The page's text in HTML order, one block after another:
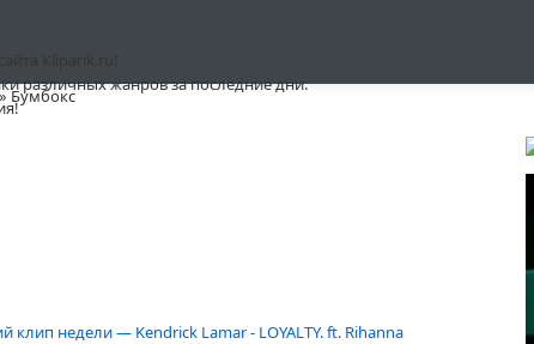
различных жанров за последние дни.
клип недели — Kendrick Lamar - LOYALTY. ft. Rihanna
» Бумбокс